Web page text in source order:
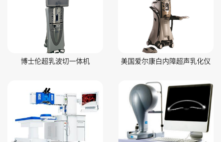
​博士伦超乳波切一体机 美国爱尔康白内障超声乳化仪